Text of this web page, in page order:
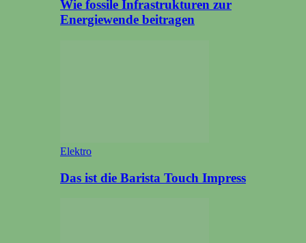
Wie fossile Infrastrukturen zur
Energiewende beitragen
Elektro
Das ist die Barista Touch Impress